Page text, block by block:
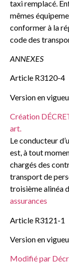
taxi remplacé.
mêmes
conformer à la
code des
ANNEXES
Article R3120-4
Version en
Création
art.
Le conducteur
est, à tout
chargés des
transport de
troisième alinéa
assurances
Article R3121-1
Version en
Modifié par